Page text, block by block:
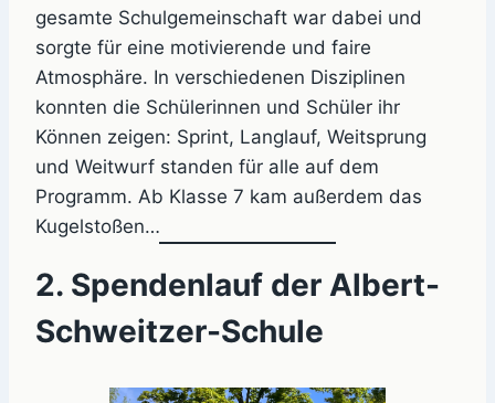
gesamte Schulgemeinschaft war dabei und
sorgte für eine motivierende und faire
Atmosphäre. In verschiedenen Disziplinen
konnten die Schülerinnen und Schüler ihr
Können zeigen: Sprint, Langlauf, Weitsprung
und Weitwurf standen für alle auf dem
Programm. Ab Klasse 7 kam außerdem das
Kugelstoßen…
2. Spendenlauf der Albert-
Schweitzer-Schule